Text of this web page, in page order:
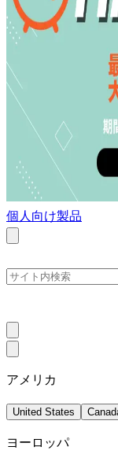
個人向け製品
アメリカ
United States
ヨーロッパ